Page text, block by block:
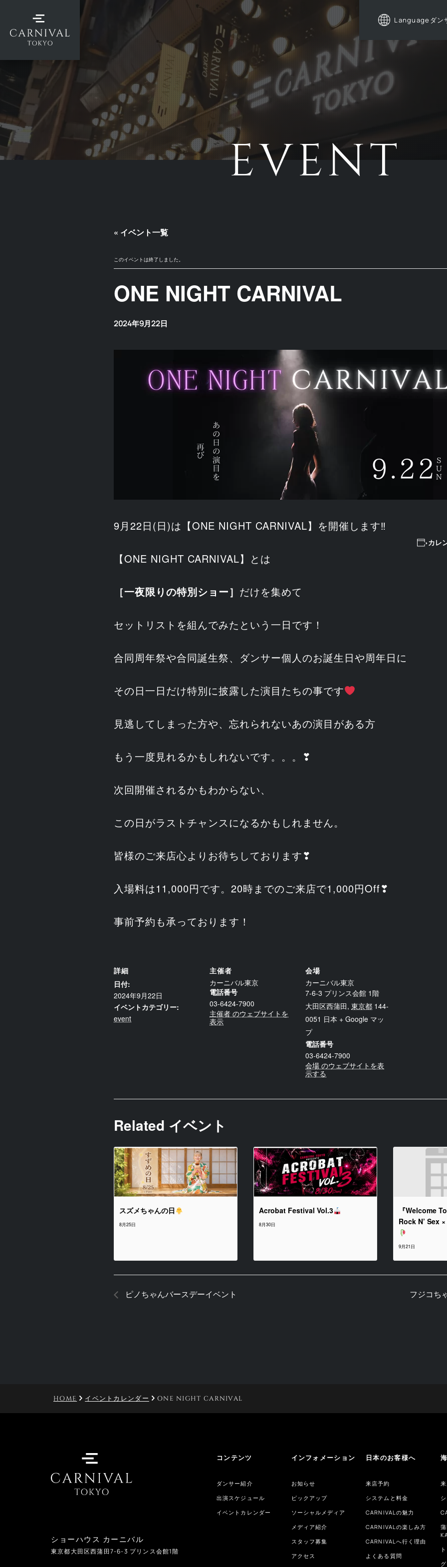
Language ダン
EVENT
« イベント一覧
このイベントは終了しました。
ONE NIGHT CARNIVAL
2024年9月22日
9月22日(日)は【ONE NIGHT CARNIVAL】を開催します‼
【ONE NIGHT CARNIVAL】とは
［一夜限りの特別ショー］ だけを集めて
セットリストを組んでみたという一日です！
合同周年祭や合同誕生祭、ダンサー個人のお誕生日や周年日に
その日一日だけ特別に披露した演目たちの事です
見逃してしまった方や、忘れられないあの演目がある方
もう一度見れるかもしれないです。。。❣
次回開催されるかもわからない、
この日がラストチャンスになるかもしれません。
皆様のご来店心よりお待ちしております❣
入場料は11,000円です。20時までのご来店で1,000円Off❣
事前予約も承っております！
カレ
詳細
日付:
2024年9月22日
イベントカテゴリー:
event
主催者
カーニバル東京
電話番号
03-6424-7900
主催者 のウェブサイトを
表示
会場
カーニバル東京
7-6-3 プリンス会館 1階
大田区西蒲田, 東京都 144-
0051 日本 + Google マッ
プ
電話番号
03-6424-7900
会場 のウェブサイトを表
示する
Related イベント
スズメちゃんの日
8月25日
Acrobat Festival Vol.3
8月30日
『Welcome
Rock N’ Sex
9月21日
ピノちゃんバースデーイベント フジコち
HOME イベントカレンダー ONE NIGHT CARNIVAL
ショーハウス カーニバル
東京都大田区西蒲田7-6-3 プリンス会館1階
コンテンツ
ダンサー紹介
出演スケジュール
イベントカレンダー
インフォメーション
お知らせ
ピックアップ
ソーシャルメディア
メディア紹介
スタッフ募集
アクセス
日本のお客様へ
来店予約
システムと料金
CARNIVALの魅力
CARNIVALの楽しみ方
CARNIVALへ行く理由
よくある質問